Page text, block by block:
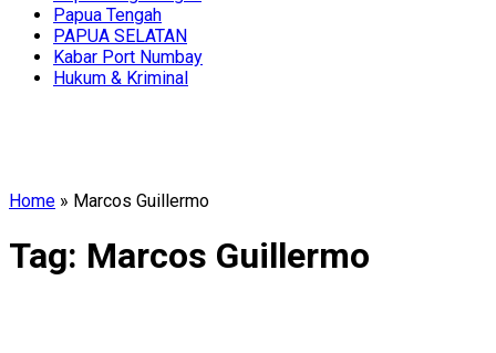
Papua Tengah
PAPUA SELATAN
Kabar Port Numbay
Hukum & Kriminal
Home » Marcos Guillermo
Tag: Marcos Guillermo